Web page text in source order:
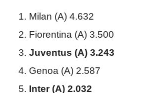
Milan (A) 4.632
Fiorentina (A) 3.500
Juventus (A) 3.243
Genoa (A) 2.587
Inter (A) 2.032